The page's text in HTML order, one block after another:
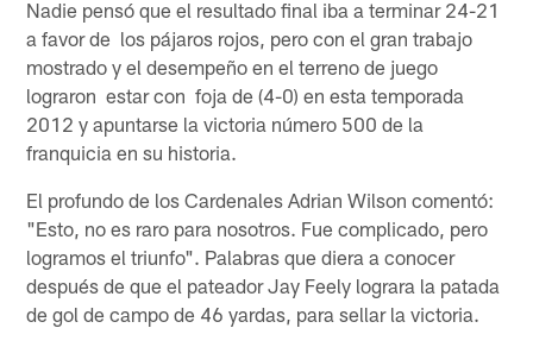
Nadie pensó que el resultado final iba a terminar 24-21
a favor de los pájaros rojos, pero con el gran trabajo
mostrado y el desempeño en el terreno de juego
lograron estar con foja de (4-0) en esta temporada
2012 y apuntarse la victoria número 500 de la
franquicia en su historia.
El profundo de los Cardenales Adrian Wilson comentó:
"Esto, no es raro para nosotros. Fue complicado, pero
logramos el triunfo". Palabras que diera a conocer
después de que el pateador Jay Feely lograra la patada
de gol de campo de 46 yardas, para sellar la victoria.